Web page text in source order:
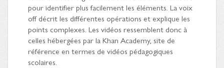
pour identifier plus facilement les éléments. La voix
off décrit les différentes opérations et explique les
points complexes. Les vidéos ressemblent donc à
celles hébergées par la Khan Academy, site de
référence en termes de vidéos pédagogiques
scolaires.